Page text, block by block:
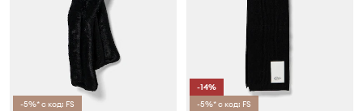
-5%* с код: FS
-14%
-5%* с код: FS